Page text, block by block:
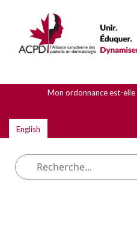
Mon ordonnance est-elle
English
Que cherchez-vous